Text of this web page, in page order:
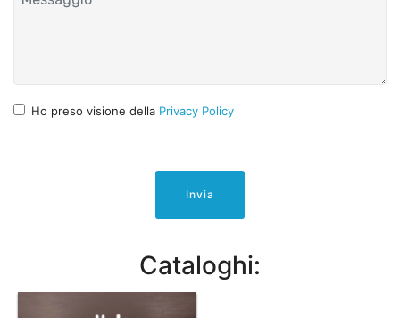
Ho preso visione della Privacy Policy
Invia
Cataloghi: